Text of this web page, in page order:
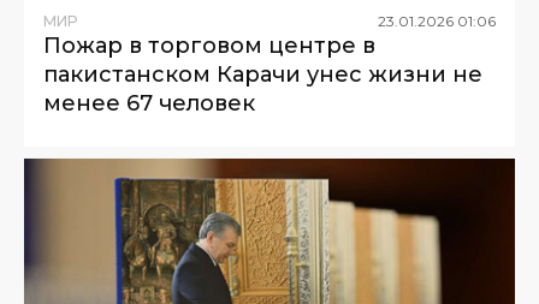
МИР 23 01 2026 01:06
Пожар в торговом центре в
пакистанском Карачи унес жизни не
менее 67 человек